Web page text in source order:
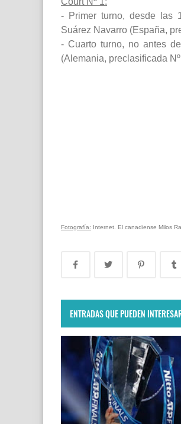
- Primer turno, desde las
Suárez Navarro (España,
- Cuarto turno, no antes
(Alemania, preclasificada
Fotografía: Internet. El canadiense Milos
ENTRADAS QUE PUEDEN